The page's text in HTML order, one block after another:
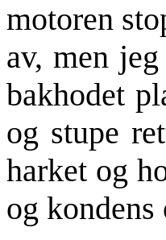
motoren
av, men
bakhodet
og stupe
harket og
og kondens